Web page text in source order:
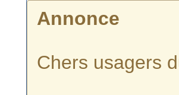
Annonce
Chers usagers